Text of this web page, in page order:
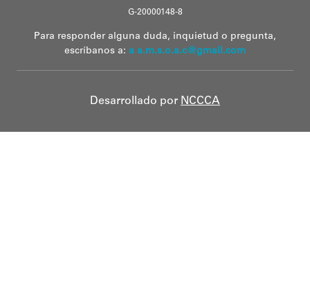
G-20000148-8
Para responder alguna duda, inquietud o pregunta,
escríbanos a: a a.m.s.o.a.c@gmail.com
Desarrollado por NCCCA